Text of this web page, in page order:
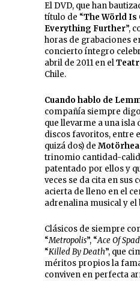
El DVD, que han
título de “The Wörld Is
Everything Further”,
horas de grabaciones
concierto íntegro
abril de 2011 en el
Chile.
Cuando hablo de
compañía siempre
que llevarme a una isla
discos favoritos, entre
quizá dos) de
trinomio cantidad-
patentado por ellos y
veces se da cita en sus
acierta de lleno en el
adrenalina musical y el
Clásicos de siempre
“Metropolis”, “Ace Of
“Killed By Death”, que
méritos propios la
conviven en perfecta